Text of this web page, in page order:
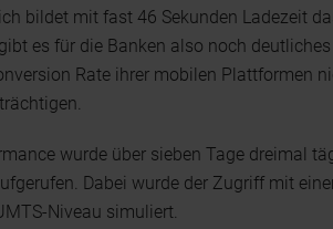
bildet mit fast 46 Sekunden Ladezeit
es für die Banken also noch
Rate ihrer mobilen Plattformen
wurde über sieben Tage dreimal
Dabei wurde der Zugriff mit
Niveau simuliert.